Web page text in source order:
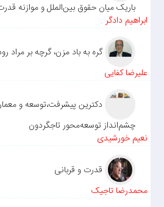
باریک میان حقوق بین‌الملل و موازنه
ابراهیم دادگر
گره به باد مزن، گرچه بر مراد
علیرضا کفایی
دکترین پیشرفت،توسعه و
چشم‌انداز توسعه‌محور تاجگردون
نعیم خورشیدی
قدرت و قربانی
محمدرضا تاجیک